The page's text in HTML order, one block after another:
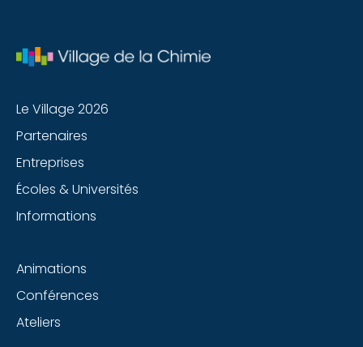
Le Village 2026
Partenaires
Entreprises
Écoles & Universités
Informations
Animations
Conférences
Ateliers